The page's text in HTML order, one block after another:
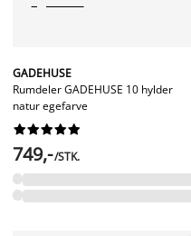
GADEHUSE
Rumdeler GADEHUSE 10 hylder
natur egefarve






749,-/STK.